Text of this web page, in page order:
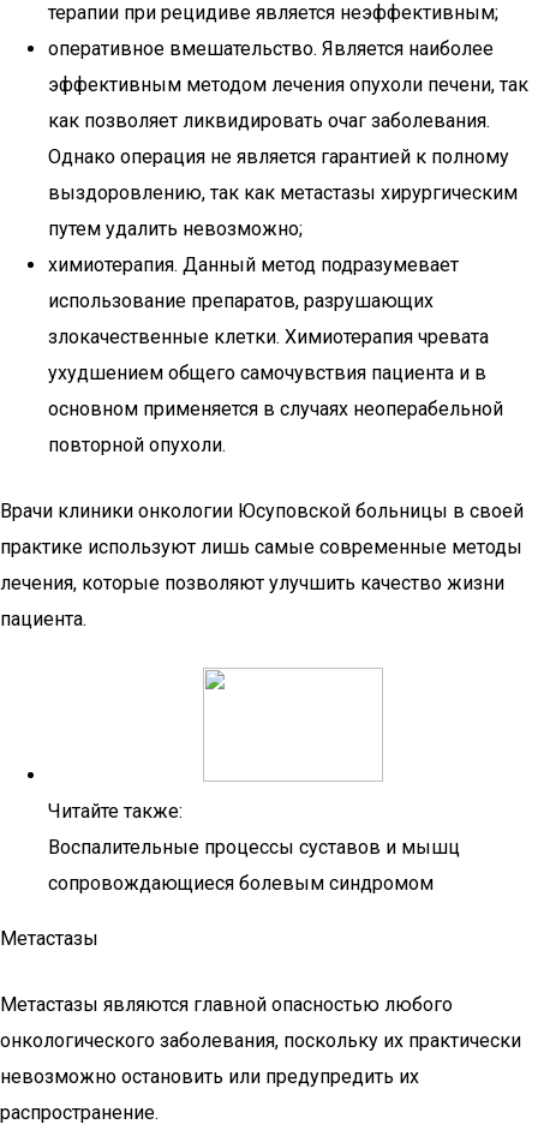
терапии при рецидиве является неэффективным;
оперативное вмешательство. Является наиболее
эффективным методом лечения опухоли печени, так
как позволяет ликвидировать очаг заболевания.
Однако операция не является гарантией к полному
выздоровлению, так как метастазы хирургическим
путем удалить невозможно;
химиотерапия. Данный метод подразумевает
использование препаратов, разрушающих
злокачественные клетки. Химиотерапия чревата
ухудшением общего самочувствия пациента и в
основном применяется в случаях неоперабельной
повторной опухоли.
Врачи клиники онкологии Юсуповской больницы в своей
практике используют лишь самые современные методы
лечения, которые позволяют улучшить качество жизни
пациента.
Читайте также:
Воспалительные процессы суставов и мышц
сопровождающиеся болевым синдромом
Метастазы
Метастазы являются главной опасностью любого
онкологического заболевания, поскольку их практически
невозможно остановить или предупредить их
распространение.